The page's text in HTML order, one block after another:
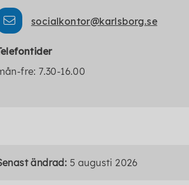
socialkontor@karlsborg.se
fre: 7.30-16.00
ändrad: 5 augusti 2026